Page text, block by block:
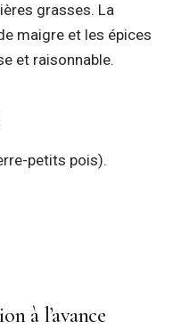
grasses. La
maigre et les épices
et raisonnable.
petits pois).
à l’avance